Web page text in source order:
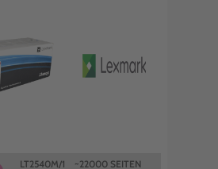
LT2540M/1 ~22000 SEITEN